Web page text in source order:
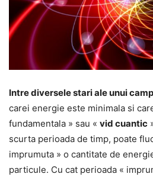
Intre diversele stari ale unui
carei energie este minimala si
fundamentala » sau « vid cuantic
scurta perioada de timp, poate
imprumuta » o cantitate de
particule. Cu cat perioada «